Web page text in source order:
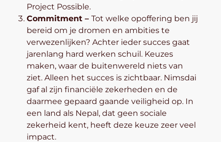
Project Possible.
Commitment –Tot welke opoffering ben jij
bereid om je dromen en ambities te
verwezenlijken? Achter ieder succes gaat
jarenlang hard werken schuil. Keuzes
maken, waar de buitenwereld niets van
ziet. Alleen het succes is zichtbaar. Nimsdai
gaf al zijn financiële zekerheden en de
daarmee gepaard gaande veiligheid op. In
een land als Nepal, dat geen sociale
zekerheid kent, heeft deze keuze zeer veel
impact.